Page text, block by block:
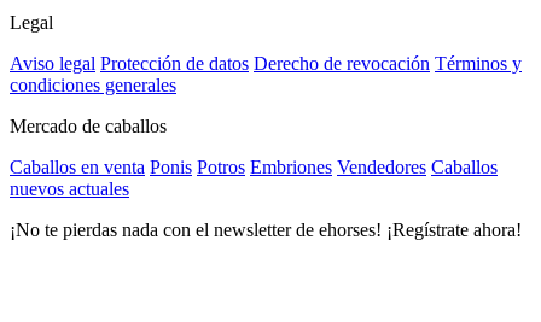
Legal
Aviso legal Protección de datos Derecho de revocación Términos y
condiciones generales
Mercado de caballos
Caballos en venta Ponis Potros Embriones Vendedores Caballos
nuevos actuales
¡No te pierdas nada con el newsletter de ehorses! ¡Regístrate ahora!